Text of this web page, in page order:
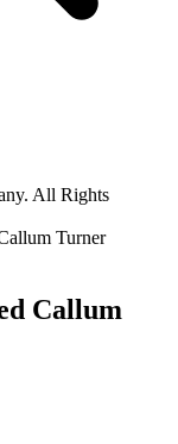
All Rights
Turner
Callum